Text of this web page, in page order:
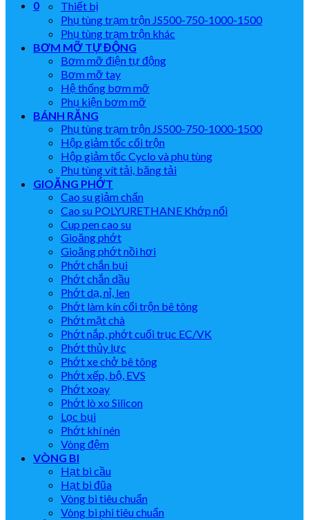
0
Thiết bị
Phụ tùng trạm trộn JS500-750-1000-1500
Phụ tùng trạm trộn khác
BƠM MỠ TỰ ĐỘNG
Bơm mỡ điện tự động
Bơm mỡ tay
Hệ thống bơm mỡ
Phụ kiện bơm mỡ
BÁNH RĂNG
Phụ tùng trạm trộn JS500-750-1000-1500
Hộp giảm tốc cối trộn
Hộp giảm tốc Cyclo và phụ tùng
Phụ tùng vít tải, băng tải
GIOĂNG PHỚT
Cao su giảm chấn
Cao su POLYURETHANE Khớp nối
Cup pen cao su
Gioăng phớt
Gioăng phớt nồi hơi
Phớt chắn bụi
Phớt chắn dầu
Phớt dạ, nỉ, len
Phớt làm kín cối trộn bê tông
Phớt mặt chà
Phớt nắp, phớt cuối trục EC/VK
Phớt thủy lực
Phớt xe chở bê tông
Phớt xếp, bộ, EVS
Phớt xoay
Phớt lò xo Silicon
Lọc bụi
Phớt khí nén
Vòng đệm
VÒNG BI
Hạt bi cầu
Hạt bi đũa
Vòng bi tiêu chuẩn
Vòng bi phi tiêu chuẩn